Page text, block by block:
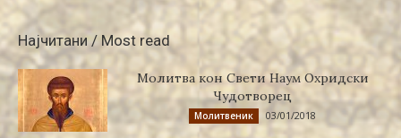
Најчитани / Most read
Молитва кон Свети Наум Охридски
Чудотворец
Молитвеник 03/01/2018